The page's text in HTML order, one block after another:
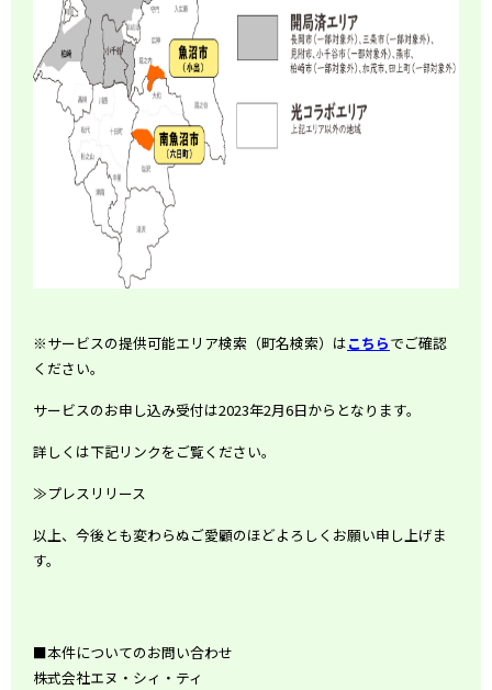
※サービスの提供可能エリア検索（町名検索）はこちらでご確認
ください。
サービスのお申し込み受付は2023年2月6日からとなります。
詳しくは下記リンクをご覧ください。
≫プレスリリース
以上、今後とも変わらぬご愛顧のほどよろしくお願い申し上げま
す。
■本件についてのお問い合わせ
株式会社エヌ・シィ・ティ